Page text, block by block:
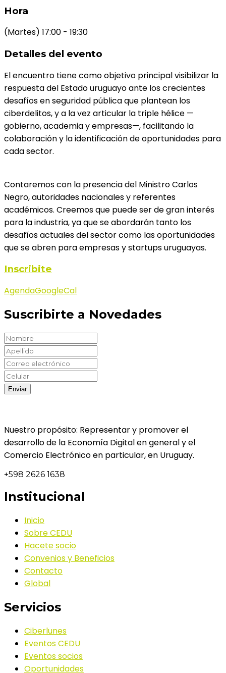
Hora
(Martes) 17:00 - 19:30
Detalles del evento
El encuentro tiene como objetivo principal visibilizar la
respuesta del Estado uruguayo ante los crecientes
desafíos en seguridad pública que plantean los
ciberdelitos, y a la vez articular la triple hélice —
gobierno, academia y empresas—, facilitando la
colaboración y la identificación de oportunidades para
cada sector.
Contaremos con la presencia del Ministro Carlos
Negro, autoridades nacionales y referentes
académicos. Creemos que puede ser de gran interés
para la industria, ya que se abordarán tanto los
desafíos actuales del sector como las oportunidades
que se abren para empresas y startups uruguayas.
Inscribite
AgendaGoogleCal
Suscribirte a Novedades
Nuestro propósito: Representar y promover el
desarrollo de la Economía Digital en general y el
Comercio Electrónico en particular, en Uruguay.
+598 2626 1638
Institucional
Inicio
Sobre CEDU
Hacete socio
Convenios y Beneficios
Contacto
Global
Servicios
Ciberlunes
Eventos CEDU
Eventos socios
Oportunidades